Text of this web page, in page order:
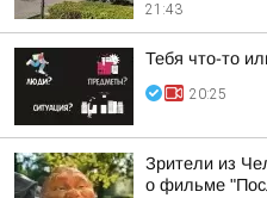
21:43
Тебя что-то
20:25
Зрители из
о фильме